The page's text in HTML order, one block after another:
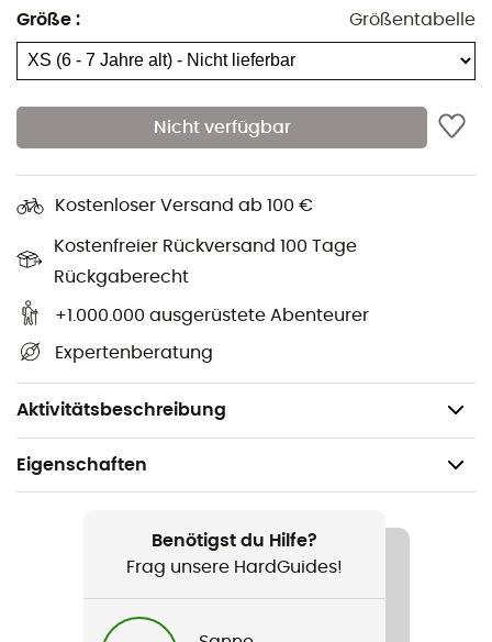
Größe : Größentabelle
Nicht verfügbar
Kostenloser Versand ab 100 €
Kostenfreier Rückversand 100 Tage
Rückgaberecht
+1.000.000 ausgerüstete Abenteurer
Expertenberatung
Aktivitätsbeschreibung
Verstellbarer Schneefang mit Druckknöpfen für
Brusttasche mit Reißverschluss, Skipasstasche,
Reißverschlusstaschen für die Hände und
Kängurutasche für sichere Aufbewahrung
Futter: 100 % Polyester
Hauptisolierung: 40 g Microtemp XF II 85 %
recyceltes Polyester / 15 % Polyester
recyceltes Polyester / 15 % Polyester
Gewicht: 979 g
Eigenschaften
Benötigst du Hilfe?
Frag unsere HardGuides!